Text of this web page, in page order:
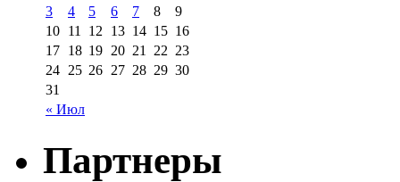
« Июл
3
4 5 6 7 8
9
10 11 12 13 14 15 16
17 18 19 20 21 22 23
24 25 26 27 28 29 30
31
Партнеры